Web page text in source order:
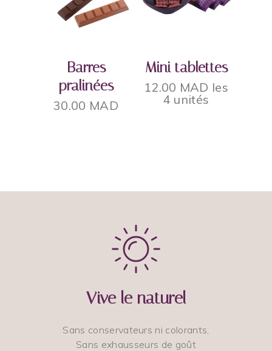
AJOUTER AU
Barres
pralinées
30.00 MAD
Mini tablettes
12.00 MAD les
4 unités
Vive le naturel
Sans conservateurs ni colorants,
Sans exhausseurs de goût